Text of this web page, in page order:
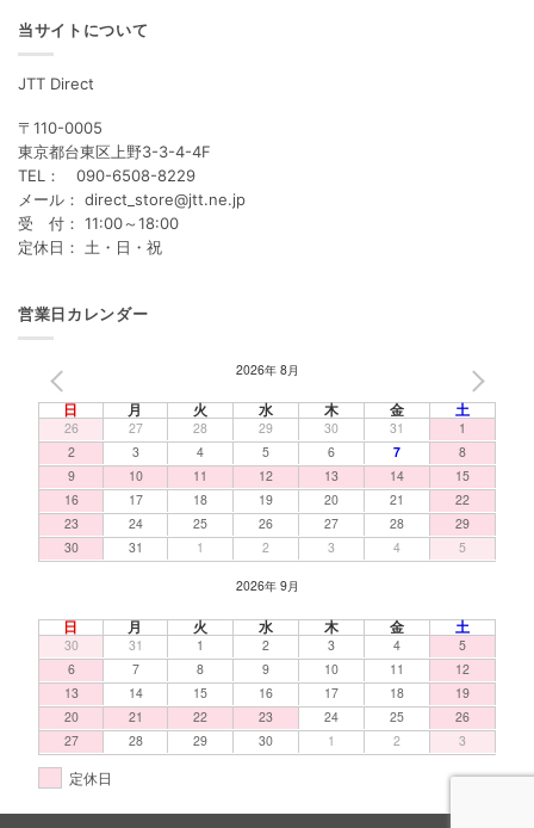
当サイトについて
JTT Direct
〒110-0005
東京都台東区上野3-3-4-4F
TEL： 090-6508-8229
メール： direct_store@jtt.ne.jp
受 付： 11:00～18:00
定休日： 土・日・祝
営業日カレンダー
2026年 8月
日 月 火 水 木 金 土
26 27 28 29 30 31
1
2
3 4 5 6 7
8
9
10 11 12 13 14
15
16
17 18 19 20 21
22
23
24 25 26 27 28
29
30
31 1 2 3 4 5
2026年 9月
日 月 火 水 木 金 土
30 31 1 2 3 4
5
6
7 8 9 10 11
12
13
14 15 16 17 18
19
20
21 22 23 24 25
26
27
28 29 30 1 2 3
定休日